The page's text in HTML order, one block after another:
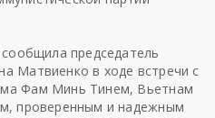
председатель
Матвиенко в ходе встречи с
Фам Минь Тинем, Вьетнам
проверенным и надежным